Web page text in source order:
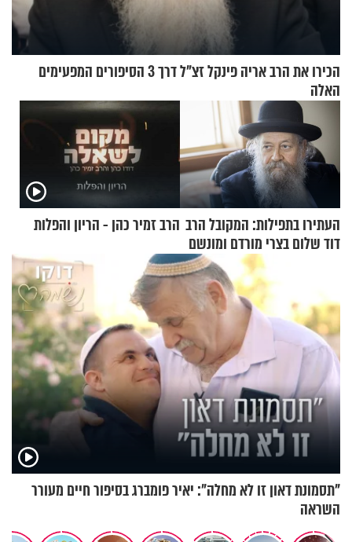
הכירו את הרב אריה פינקל זצ"ל דרך 3 הסיפורים המפעימים
האלה
העתירו בתפילות: המקובל הרב
דוד שלום בצרי מורדם ומונשם
הרב זמיר כהן - הריון והפלות
"תסמונת דאון זו לא מחלה": יאיר פומברג בסיפור חיים מעורר
השראה